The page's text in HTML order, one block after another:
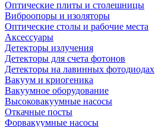
Оптические плиты и столешницы
Виброопоры и изоляторы
Оптические столы и рабочие места
Аксессуары
Детекторы излучения
Детекторы для счета фотонов
Детекторы на лавинных фотодиодах
Вакуум и криогеника
Вакуумное оборудование
Высоковакуумные насосы
Откачные посты
Форвакуумные насосы